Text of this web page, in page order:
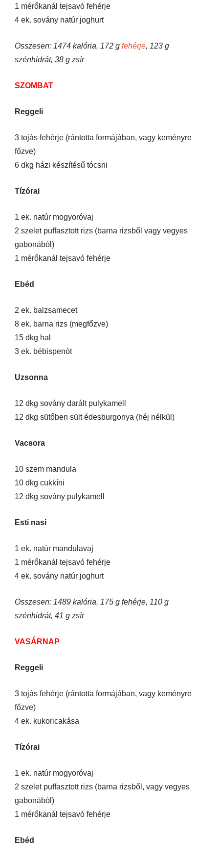
1 mérőkanál tejsavó fehérje
4 ek. sovány natúr joghurt
Összesen: 1474 kalória, 172 g fehérje, 123 g
szénhidrát, 38 g zsír
SZOMBAT
Reggeli
3 tojás fehérje (rántotta formájában, vagy keményre
főzve)
6 dkg házi készítésű tócsni
Tízórai
1 ek. natúr mogyoróvaj
2 szelet puffasztott rizs (barna rizsből vagy vegyes
gabonából)
1 mérőkanál tejsavó fehérje
Ebéd
2 ek. balzsamecet
8 ek. barna rizs (megfőzve)
15 dkg hal
3 ek. bébispenót
Uzsonna
12 dkg sovány darált pulykamell
12 dkg sütőben sült édesburgonya (héj nélkül)
Vacsora
10 szem mandula
10 dkg cukkíni
12 dkg sovány pulykamell
Esti nasi
1 ek. natúr mandulavaj
1 mérőkanál tejsavó fehérje
4 ek. sovány natúr joghurt
Összesen: 1489 kalória, 175 g fehérje, 110 g
szénhidrát, 41 g zsír
VASÁRNAP
Reggeli
3 tojás fehérje (rántotta formájában, vagy keményre
főzve)
4 ek. kukoricakása
Tízórai
1 ek. natúr mogyoróvaj
2 szelet puffasztott rizs (barna rizsből, vagy vegyes
gabonából)
1 mérőkanál tejsavó fehérje
Ebéd